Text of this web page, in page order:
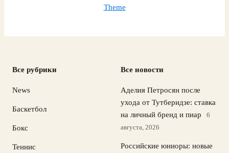
Theme
Все рубрики
News
Баскетбол
Бокс
Теннис
Все новости
Аделия Петросян после
ухода от Тутберидзе: ставка
на личный бренд и пиар
6
августа, 2026
Российские юниоры: новые